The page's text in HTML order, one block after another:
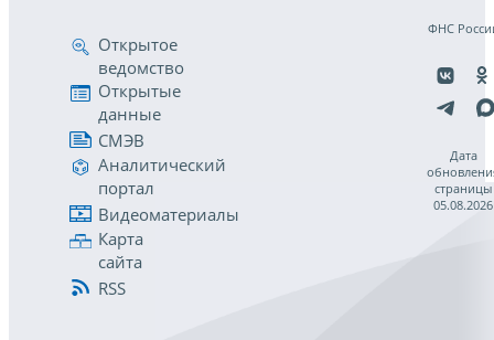
Открытое
ведомство
Открытые
данные
СМЭВ
Аналитический
портал
Видеоматериалы
Карта
сайта
RSS
ФНС
Дата
страницы
05.08.2026